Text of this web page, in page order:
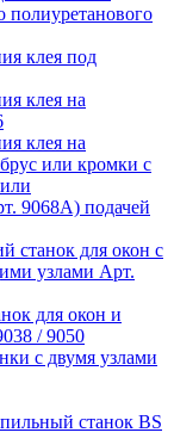
полиуретанового
клея под
клея на
клея на
или кромки с
9068А) подачей
станок для окон с
узлами Арт.
для окон и
/ 9050
с двумя узлами
станок ВS